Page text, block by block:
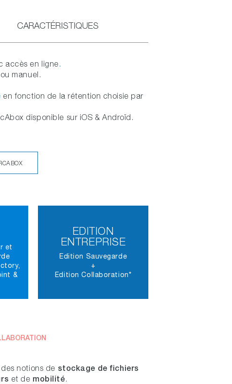
CARACTÉRISTIQUES
accès en ligne.
manuel.
en fonction de la rétention choisie par
disponible sur iOS & Androïd.
et
&
EDITION
ENTREPRISE
Edition Sauvegarde
+
Edition Collaboration*
notions de stockage de fichiers
et de mobilité.